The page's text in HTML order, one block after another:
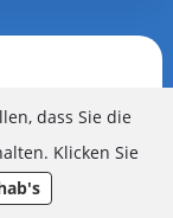
dass Sie die
Klicken Sie
iPad ohne